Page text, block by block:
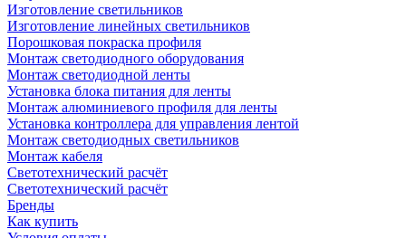
Изготовление светильников
Изготовление линейных светильников
Порошковая покраска профиля
Монтаж светодиодного оборудования
Монтаж светодиодной ленты
Установка блока питания для ленты
Монтаж алюминиевого профиля для ленты
Установка контроллера для управления лентой
Монтаж светодиодных светильников
Монтаж кабеля
Светотехнический расчёт
Светотехнический расчёт
Бренды
Как купить